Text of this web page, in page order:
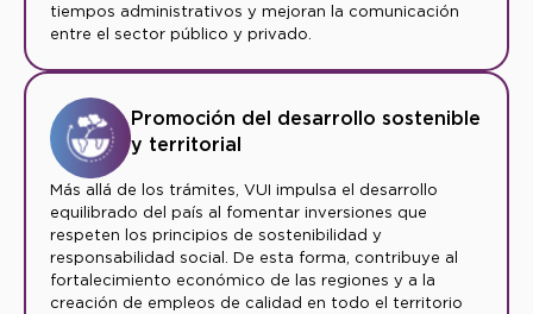
tiempos administrativos y mejoran la comunicación
entre el sector público y privado.
Promoción del desarrollo sostenible
y territorial
Más allá de los trámites, VUI impulsa el desarrollo
equilibrado del país al fomentar inversiones que
respeten los principios de sostenibilidad y
responsabilidad social. De esta forma, contribuye al
fortalecimiento económico de las regiones y a la
creación de empleos de calidad en todo el territorio